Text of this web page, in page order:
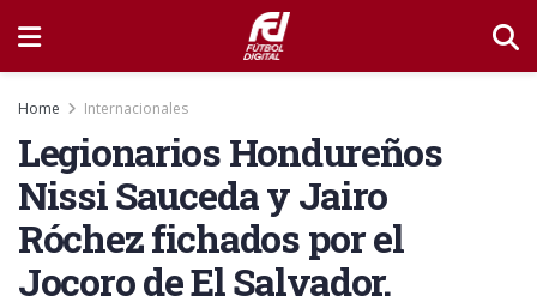
Home Internacionales
Legionarios Hondureños
Nissi Sauceda y Jairo
Róchez fichados por el
Jocoro de El Salvador.